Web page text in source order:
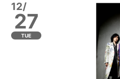
12/
27
TUE